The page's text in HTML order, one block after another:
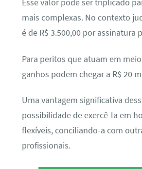
Esse valor pode ser triplicado
mais complexas. No contexto
é de R$ 3.500,00 por assinatura
Para peritos que atuam em
ganhos podem chegar a R$ 20
Uma vantagem significativa
possibilidade de exercê-la em
flexíveis, conciliando-a com
profissionais.